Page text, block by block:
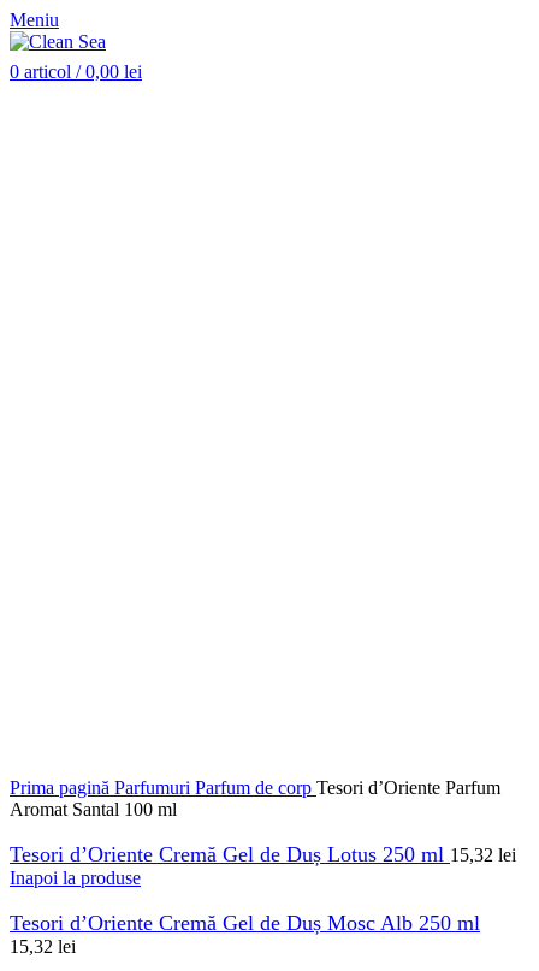
Meniu
0 articol / 0,00 lei
Prima pagină Parfumuri Parfum de corp Tesori d’Oriente Parfum
Aromat Santal 100 ml
Tesori d’Oriente Cremă Gel de Duș Lotus 250 ml 15,32 lei
Inapoi la produse
Tesori d’Oriente Cremă Gel de Duș Mosc Alb 250 ml
15,32 lei